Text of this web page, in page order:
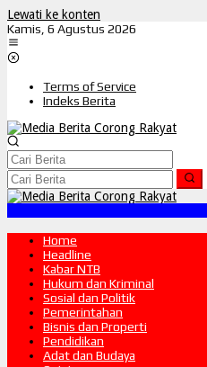
Lewati ke konten
Kamis, 6 Agustus 2026
Terms of Service
Indeks Berita
Home
Headline
Kabar NTB
Hukum dan Kriminal
Sosial dan Politik
Pemerintahan
Bisnis dan Properti
Pendidikan
Adat dan Budaya